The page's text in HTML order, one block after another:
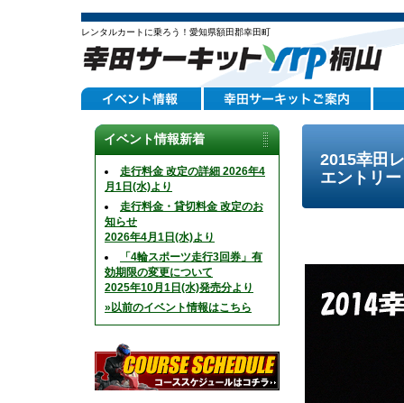
レンタルカートに乗ろう！愛知県額田郡幸田町
2015幸田
エントリ
イベント情報新着
走行料金 改定の詳細 2026年4
月1日(水)より
走行料金・貸切料金 改定のお
知らせ
2026年4月1日(水)より
「4輪スポーツ走行3回券」有
効期限の変更について
2025年10月1日(水)発売分より
»以前のイベント情報はこちら